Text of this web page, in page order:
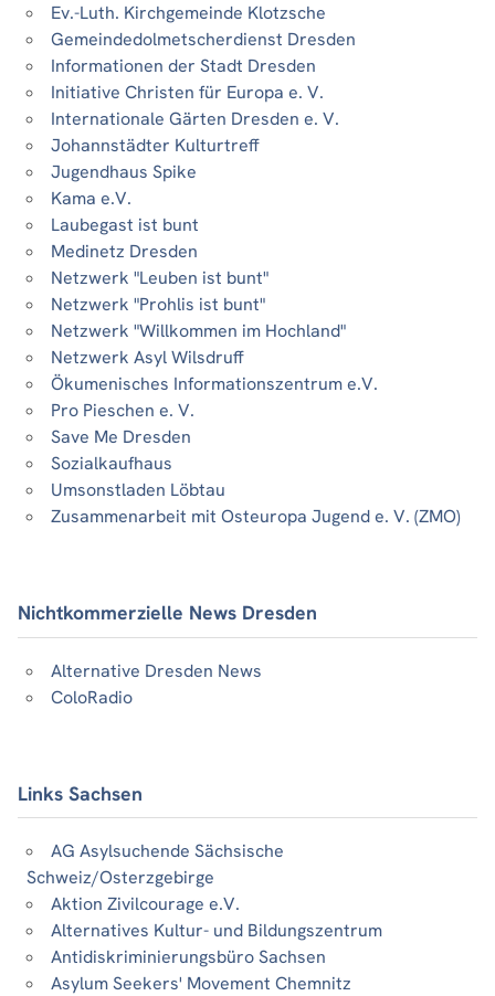
Ev.-Luth. Kirchgemeinde Klotzsche
Gemeindedolmetscherdienst Dresden
Informationen der Stadt Dresden
Initiative Christen für Europa e. V.
Internationale Gärten Dresden e. V.
Johannstädter Kulturtreff
Jugendhaus Spike
Kama e.V.
Laubegast ist bunt
Medinetz Dresden
Netzwerk "Leuben ist bunt"
Netzwerk "Prohlis ist bunt"
Netzwerk "Willkommen im Hochland"
Netzwerk Asyl Wilsdruff
Ökumenisches Informationszentrum e.V.
Pro Pieschen e. V.
Save Me Dresden
Sozialkaufhaus
Umsonstladen Löbtau
Zusammenarbeit mit Osteuropa Jugend e. V. (ZMO)
Nichtkommerzielle News Dresden
Alternative Dresden News
ColoRadio
Links Sachsen
AG Asylsuchende Sächsische
Schweiz/Osterzgebirge
Aktion Zivilcourage e.V.
Alternatives Kultur- und Bildungszentrum
Antidiskriminierungsbüro Sachsen
Asylum Seekers' Movement Chemnitz